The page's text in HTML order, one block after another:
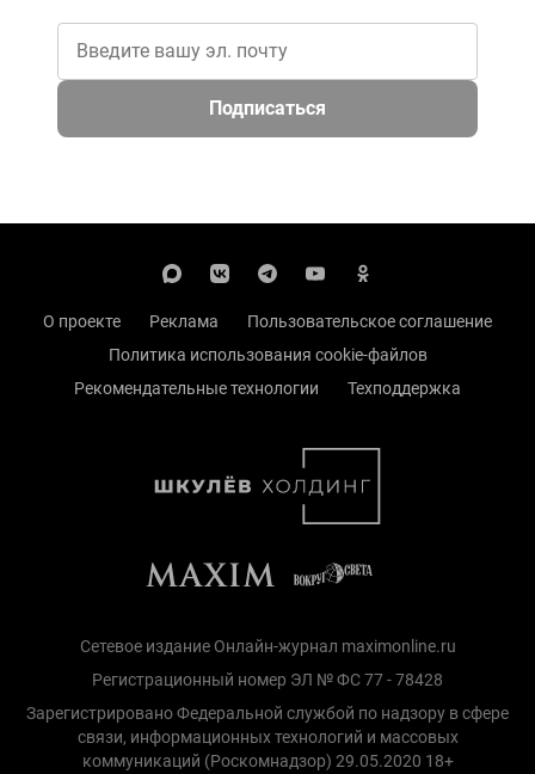
Подписаться
О проекте Реклама
Пользовательское соглашение
Политика использования cookie-файлов
Рекомендательные технологии
Техподдержка
Сетевое издание Онлайн-журнал maximonline.ru
Регистрационный номер ЭЛ № ФС 77 - 78428
Зарегистрировано Федеральной службой по надзору в сфере
связи, информационных технологий и массовых
коммуникаций (Роскомнадзор) 29.05.2020 18+